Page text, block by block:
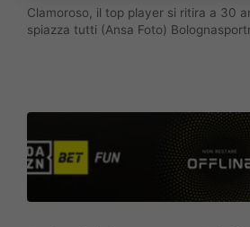
Clamoroso, il top player si ritira a 30
spiazza tutti (Ansa Foto)